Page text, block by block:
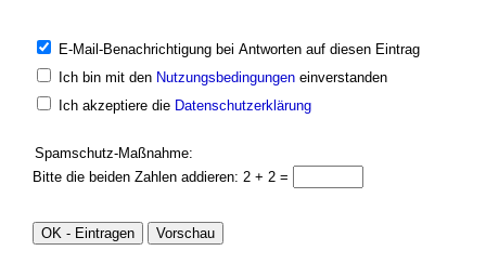
E-Mail-Benachrichtigung bei Antworten auf diesen Eintrag
Ich bin mit den Nutzungsbedingungeneinverstanden
Ich akzeptiere die Datenschutzerklärung
Spamschutz-Maßnahme:
Bitte die beiden Zahlen addieren: 2 + 2 =